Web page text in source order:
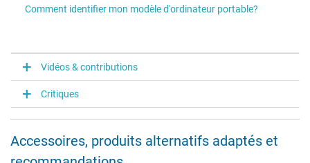
Comment identifier mon modèle d'ordinateur portable?
Vidéos & contributions
Critiques
Accessoires, produits alternatifs adaptés et